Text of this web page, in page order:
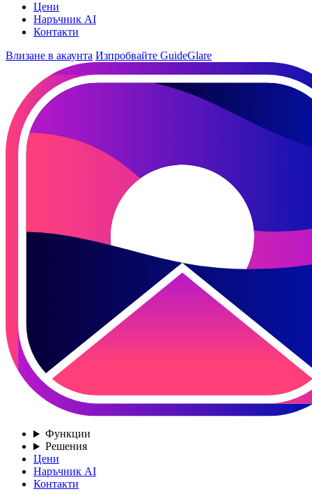
Цени
Наръчник AI
Контакти
Влизане в акаунта Изпробвайте GuideGlare
Функции
Решения
Цени
Наръчник AI
Контакти